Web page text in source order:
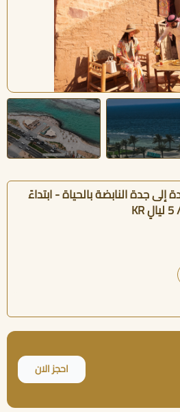
إلى جدة النابضة بالحياة - ابتداءً
احجز الان